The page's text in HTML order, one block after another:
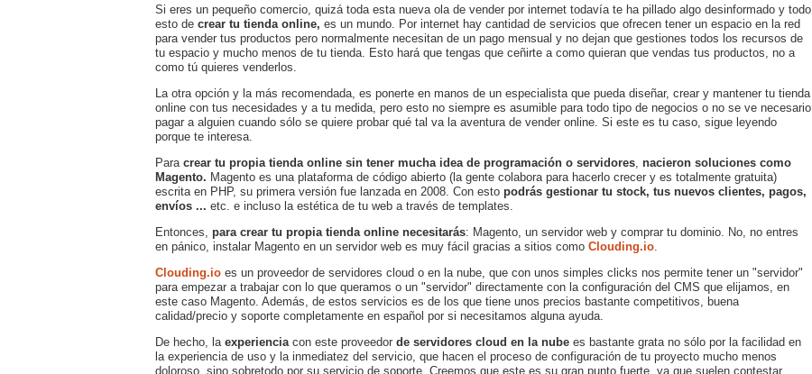
Si eres un pequeño comercio, quizá toda esta nueva ola de vender por internet todavía te ha pillado algo desinformado y todo
esto de crear tu tienda online, es un mundo. Por internet hay cantidad de servicios que ofrecen tener un espacio en la red
para vender tus productos pero normalmente necesitan de un pago mensual y no dejan que gestiones todos los recursos de
tu espacio y mucho menos de tu tienda. Esto hará que tengas que ceñirte a como quieran que vendas tus productos, no a
como tú quieres venderlos.
La otra opción y la más recomendada, es ponerte en manos de un especialista que pueda diseñar, crear y mantener tu tienda
online con tus necesidades y a tu medida, pero esto no siempre es asumible para todo tipo de negocios o no se ve necesario
pagar a alguien cuando sólo se quiere probar qué tal va la aventura de vender online. Si este es tu caso, sigue leyendo
porque te interesa.
Para crear tu propia tienda online sin tener mucha idea de programación o servidores nacieron soluciones como
Magento. Magento es una plataforma de código abierto (la gente colabora para hacerlo crecer y es totalmente gratuita)
escrita en PHP, su primera versión fue lanzada en 2008. Con esto podrás gestionar tu stock, tus nuevos clientes, pagos,
envíos ... etc. e incluso la estética de tu web a través de templates.
Entonces, para crear tu propia tienda online necesitarás: Magento, un servidor web y comprar tu dominio. No, no entres
en pánico, instalar Magento en un servidor web es muy fácil gracias a sitios como Clouding.io
Clouding.io es un proveedor de servidores cloud o en la nube, que con unos simples clicks nos permite tener un "servidor"
para empezar a trabajar con lo que queramos o un "servidor" directamente con la configuración del CMS que elijamos, en
este caso Magento. Además, de estos servicios es de los que tiene unos precios bastante competitivos, buena
calidad/precio y soporte completamente en español por si necesitamos alguna ayuda.
De hecho, la experiencia con este proveedor de servidores cloud en la nube es bastante grata no sólo por la facilidad en
la experiencia de uso y la inmediatez del servicio, que hacen el proceso de configuración de tu proyecto mucho menos
doloroso, sino sobretodo por su servicio de soporte. Creemos que este es su gran punto fuerte, ya que suelen contestar